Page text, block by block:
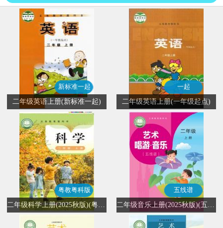
新标准一起
二年级英语上册(新标准一起)
一起
二年级英语上册(一年级起点)
粤教粤科版
五线谱